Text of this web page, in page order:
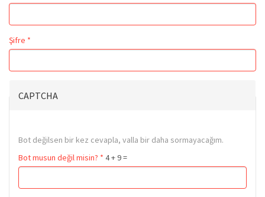
Şifre *
CAPTCHA
Bot değilsen bir kez cevapla, valla bir daha sormayacağım.
Bot musun değil misin? * 4 + 9 =